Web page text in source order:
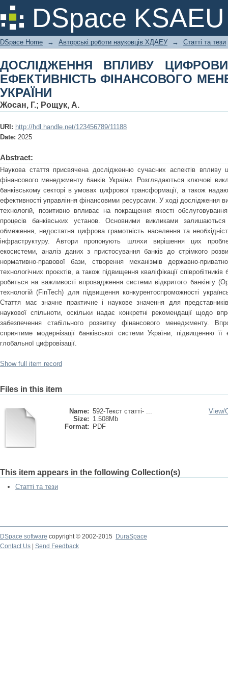
DSpace KSAEU
ДОСЛІДЖЕННЯ ВПЛИВУ
ФІНАНСОВОГО МЕНЕДЖМЕНТУ
DSpace Home → Авторські роботи науковців ХДАЕУ → Статті та тези
ДОСЛІДЖЕННЯ ВПЛИВУ
ЕФЕКТИВНІСТЬ ФІНАНСОВОГО
УКРАЇНИ
Жосан, Г.; Рощук, А.
URI: http://hdl.handle.net/123456789/11188
Date: 2025
Abstract:
Наукова стаття присвячена дослідженню сучасних аспектів впливу
фінансового менеджменту банків України. Розглядаються ключові
банківському секторі в умовах цифрової трансформації, а також
ефективності управління фінансовими ресурсами. У ході
технологій, позитивно впливає на покращення якості обслуговування
процесів банківських установ. Основними викликами залишаються
обмеження, недостатня цифрова грамотність населення та
інфраструктуру. Автори пропонують шляхи вирішення цих
екосистеми, аналіз даних з пристосування банків до стрімкого
нормативно-правової бази, створення механізмів державно-
технологічних проєктів, а також підвищення кваліфікації
робиться на важливості впровадження системи відкритого банкінгу
технологій (FinTech) для підвищення конкурентоспроможності
Стаття має значне практичне і наукове значення для представників
наукової спільноти, оскільки надає конкретні рекомендації щодо
забезпечення стабільного розвитку фінансового менеджменту.
сприятиме модернізації банківської системи України, підвищенню
глобальної цифровізації.
Show full item record
Files in this item
Name: 592-Текст статті- ...
Size: 1.508Mb
Format:
PDF
View/
This item appears in the following Collection(s)
Статті та тези
DSpace software copyright © 2002-2015
DuraSpace
Contact Us
Send Feedback